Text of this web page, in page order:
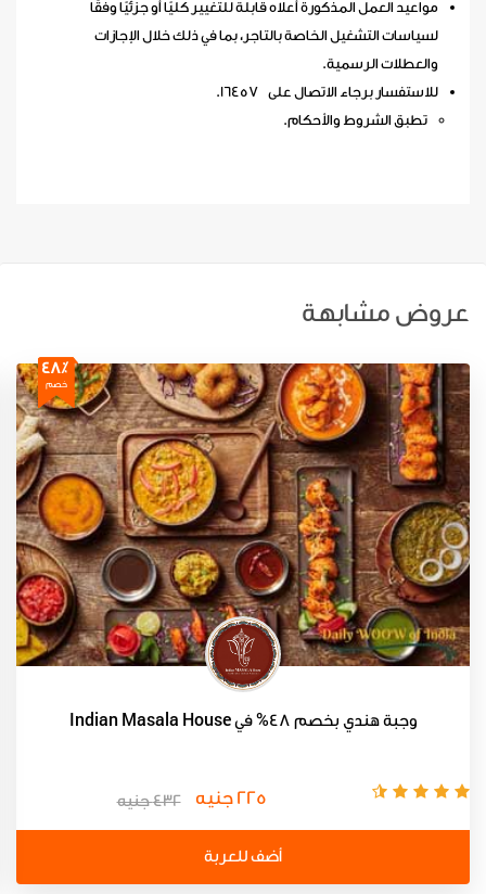
مواعيد العمل المذكورة أعلاه قابلة للتغيير كليًا أو جزئيًا وفقًا
لسياسات التشغيل الخاصة بالتاجر، بما في ذلك خلال الإجازات
والعطلات الرسمية.
للاستفسار برجاء الاتصال على 16457.
تطبق الشروط والأحكام.
عروض مشابهة
48٪
خصم
وجبة هندي بخصم 48% في Indian Masala House
225 جنيه 432 جنيه
أضف للعربة